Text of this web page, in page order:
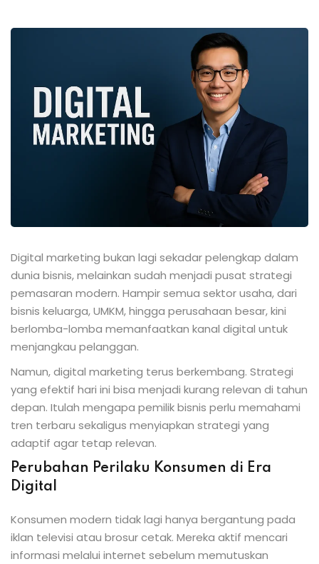
Digital marketing bukan lagi sekadar pelengkap dalam
dunia bisnis, melainkan sudah menjadi pusat strategi
pemasaran modern. Hampir semua sektor usaha, dari
bisnis keluarga, UMKM, hingga perusahaan besar, kini
berlomba-lomba memanfaatkan kanal digital untuk
menjangkau pelanggan.
Namun, digital marketing terus berkembang. Strategi
yang efektif hari ini bisa menjadi kurang relevan di tahun
depan. Itulah mengapa pemilik bisnis perlu memahami
tren terbaru sekaligus menyiapkan strategi yang
adaptif agar tetap relevan.
Perubahan Perilaku Konsumen di Era
Digital
Konsumen modern tidak lagi hanya bergantung pada
iklan televisi atau brosur cetak. Mereka aktif mencari
informasi melalui internet sebelum memutuskan